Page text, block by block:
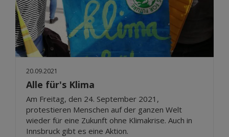
20.09.2021
Alle für's Klima
Am Freitag, den 24. September 2021,
protestieren Menschen auf der ganzen Welt
wieder für eine Zukunft ohne Klimakrise. Auch in
Innsbruck gibt es eine Aktion.